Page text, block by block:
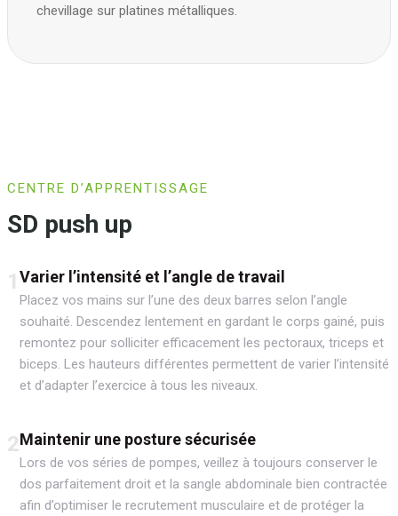
chevillage sur platines métalliques.
CENTRE D’APPRENTISSAGE
SD push up
1 Varier l’intensité et l’angle de travail
Placez vos mains sur l’une des deux barres selon l’angle
souhaité. Descendez lentement en gardant le corps gainé, puis
remontez pour solliciter efficacement les pectoraux, triceps et
biceps. Les hauteurs différentes permettent de varier l’intensité
et d’adapter l’exercice à tous les niveaux.
2Maintenir une posture sécurisée
Lors de vos séries de pompes, veillez à toujours conserver le
dos parfaitement droit et la sangle abdominale bien contractée
afin d’optimiser le recrutement musculaire et de protéger la